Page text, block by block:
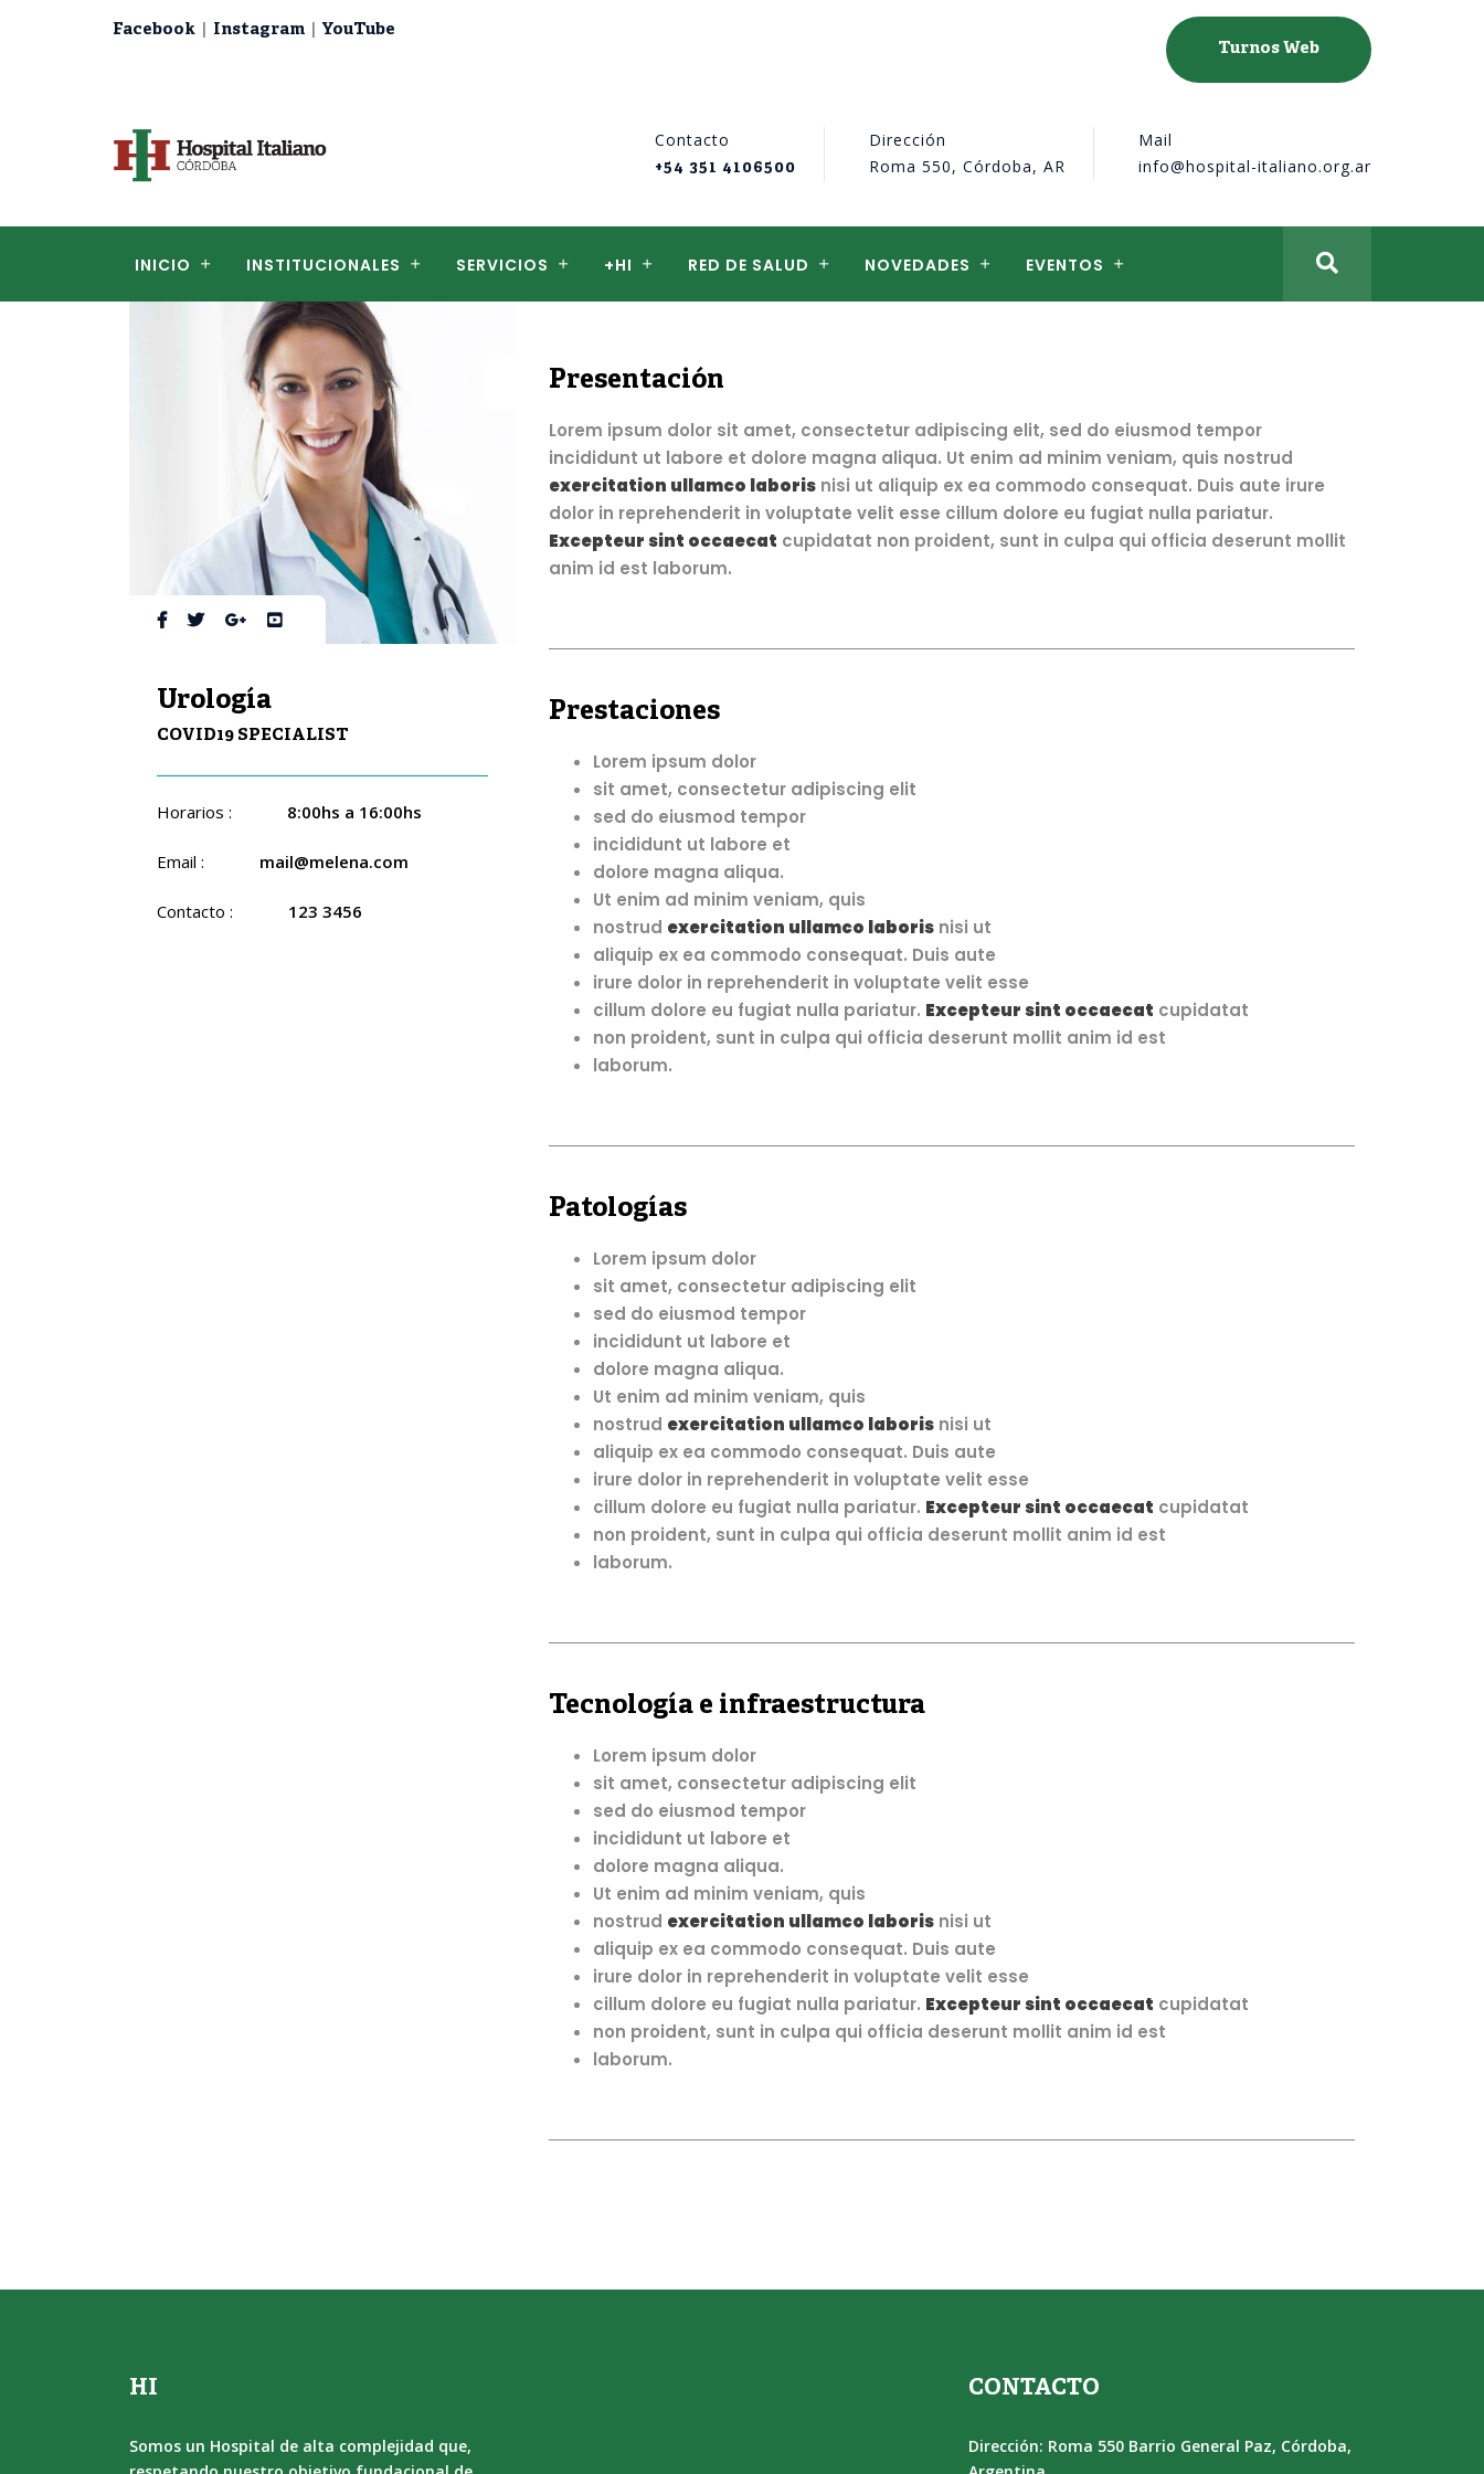
Facebook | Instagram |YouTube
Turnos Web
Contacto
+54 351 4106500
Dirección
Roma 550, Córdoba, AR
Mail
info@hospital-italiano.org.ar
INICIO INSTITUCIONALES SERVICIOS +HI RED DE SALUD NOVEDADES EVENTOS
Urología
COVID19 SPECIALIST
Horarios : 8:00hs a 16:00hs
Email : mail@melena.com
Contacto : 123 3456
Presentación
Lorem ipsum dolor sit amet, consectetur adipiscing elit, sed do eiusmod tempor
incididunt ut labore et dolore magna aliqua. Ut enim ad minim veniam, quis nostrud
exercitation ullamco laboris nisi ut aliquip ex ea commodo consequat. Duis aute irure
dolor in reprehenderit in voluptate velit esse cillum dolore eu fugiat nulla pariatur.
Excepteur sint occaecat cupidatat non proident, sunt in culpa qui officia deserunt mollit
anim id est laborum.
Prestaciones
Lorem ipsum dolor
sit amet, consectetur adipiscing elit
sed do eiusmod tempor
incididunt ut labore et
dolore magna aliqua.
Ut enim ad minim veniam, quis
nostrud exercitation ullamco laboris nisi ut
aliquip ex ea commodo consequat. Duis aute
irure dolor in reprehenderit in voluptate velit esse
cillum dolore eu fugiat nulla pariatur. Excepteur sint occaecat cupidatat
non proident, sunt in culpa qui officia deserunt mollit anim id est
laborum.
Patologías
Lorem ipsum dolor
sit amet, consectetur adipiscing elit
sed do eiusmod tempor
incididunt ut labore et
dolore magna aliqua.
Ut enim ad minim veniam, quis
nostrud exercitation ullamco laboris nisi ut
aliquip ex ea commodo consequat. Duis aute
irure dolor in reprehenderit in voluptate velit esse
cillum dolore eu fugiat nulla pariatur. Excepteur sint occaecat cupidatat
non proident, sunt in culpa qui officia deserunt mollit anim id est
laborum.
Tecnología e infraestructura
Lorem ipsum dolor
sit amet, consectetur adipiscing elit
sed do eiusmod tempor
incididunt ut labore et
dolore magna aliqua.
Ut enim ad minim veniam, quis
nostrud exercitation ullamco laboris nisi ut
aliquip ex ea commodo consequat. Duis aute
irure dolor in reprehenderit in voluptate velit esse
cillum dolore eu fugiat nulla pariatur. Excepteur sint occaecat cupidatat
non proident, sunt in culpa qui officia deserunt mollit anim id est
laborum.
HI
Somos un Hospital de alta complejidad que,
CONTACTO
Dirección: Roma 550 Barrio General Paz, Córdoba,